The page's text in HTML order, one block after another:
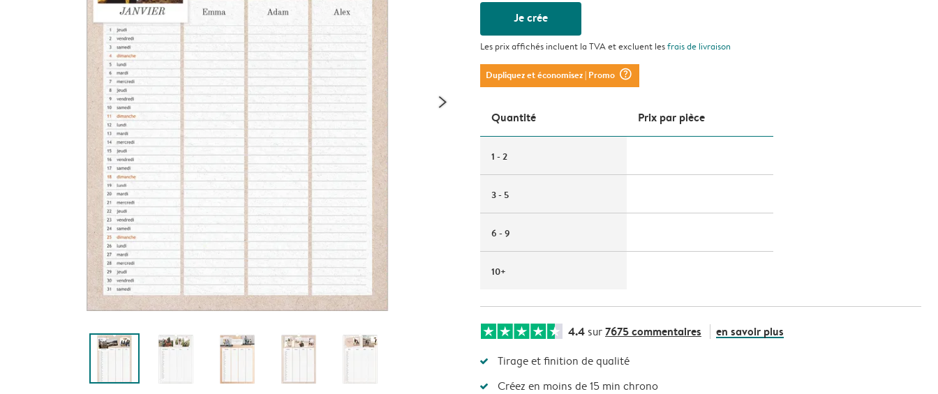
Je crée
Les prix affichés incluent la TVA et excluent lesfrais de livraison
Dupliquez et économisez| Promo question_mark_circle
Quantité Prix ​​par pièce
1 - 2
3 - 5
6 - 9
10+
4.4 sur7675 commentaires en savoir plus
Tirage et finition de qualité
Créez en moins de 15 min chrono